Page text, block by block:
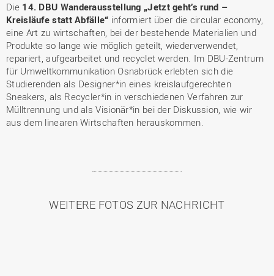
Die 14. DBU Wanderausstellung „Jetzt geht’s rund –
Kreisläufe statt Abfälle“ informiert über die circular economy,
eine Art zu wirtschaften, bei der bestehende Materialien und
Produkte so lange wie möglich geteilt, wiederverwendet,
repariert, aufgearbeitet und recyclet werden. Im DBU-Zentrum
für Umweltkommunikation Osnabrück erlebten sich die
Studierenden als Designer*in eines kreislaufgerechten
Sneakers, als Recycler*in in verschiedenen Verfahren zur
Mülltrennung und als Visionär*in bei der Diskussion, wie wir
aus dem linearen Wirtschaften herauskommen.
WEITERE FOTOS ZUR NACHRICHT